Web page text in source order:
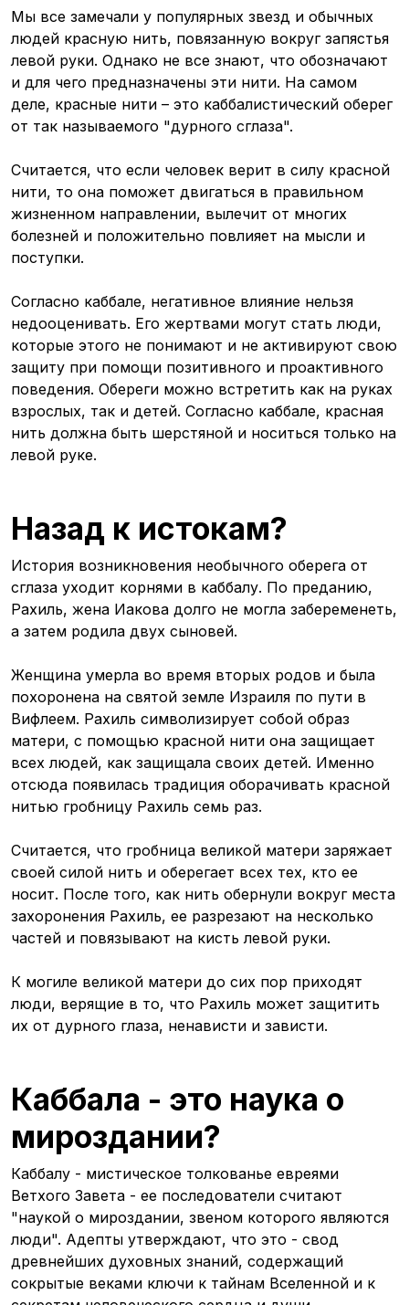
Мы все замечали у популярных звезд и обычных
людей красную нить, повязанную вокруг запястья
левой руки. Однако не все знают, что обозначают
и для чего предназначены эти нити. На самом
деле, красные нити – это каббалистический оберег
от так называемого "дурного сглаза".
Считается, что если человек верит в силу красной
нити, то она поможет двигаться в правильном
жизненном направлении, вылечит от многих
болезней и положительно повлияет на мысли и
поступки.
Согласно каббале, негативное влияние нельзя
недооценивать. Его жертвами могут стать люди,
которые этого не понимают и не активируют свою
защиту при помощи позитивного и проактивного
поведения. Обереги можно встретить как на руках
взрослых, так и детей. Согласно каббале, красная
нить должна быть шерстяной и носиться только на
левой руке.
Назад к истокам?
История возникновения необычного оберега от
сглаза уходит корнями в каббалу. По преданию,
Рахиль, жена Иакова долго не могла забеременеть,
а затем родила двух сыновей.
Женщина умерла во время вторых родов и была
похоронена на святой земле Израиля по пути в
Вифлеем. Рахиль символизирует собой образ
матери, с помощью красной нити она защищает
всех людей, как защищала своих детей. Именно
отсюда появилась традиция оборачивать красной
нитью гробницу Рахиль семь раз.
Считается, что гробница великой матери заряжает
своей силой нить и оберегает всех тех, кто ее
носит. После того, как нить обернули вокруг места
захоронения Рахиль, ее разрезают на несколько
частей и повязывают на кисть левой руки.
К могиле великой матери до сих пор приходят
люди, верящие в то, что Рахиль может защитить
их от дурного глаза, ненависти и зависти.
Каббала - это наука о
мироздании?
Каббалу - мистическое толкованье евреями
Ветхого Завета - ее последователи считают
"наукой о мироздании, звеном которого являются
люди". Адепты утверждают, что это - свод
древнейших духовных знаний, содержащий
сокрытые веками ключи к тайнам Вселенной и к